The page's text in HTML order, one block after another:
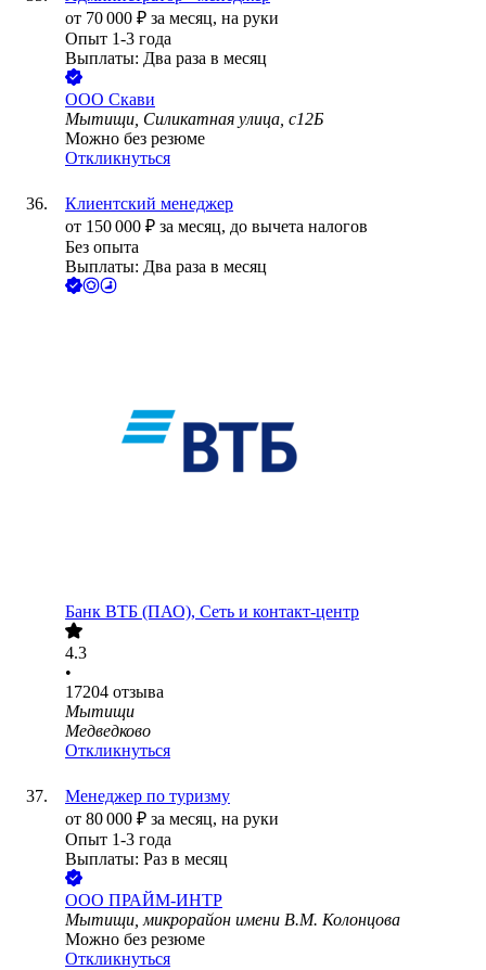
от 70 000 ₽ за месяц, на руки
Опыт 1-3 года
Выплаты: Два раза в месяц
ООО Скави
Мытищи, Силикатная улица, с12Б
Можно без резюме
Откликнуться
Клиентский менеджер
от 150 000 ₽ за месяц, до вычета налогов
Без опыта
Выплаты: Два раза в месяц
Банк ВТБ (ПАО), Сеть и контакт-центр
4.3
•
17204 отзыва
Мытищи
Медведково
Откликнуться
Менеджер по туризму
от 80 000 ₽ за месяц, на руки
Опыт 1-3 года
Выплаты: Раз в месяц
ООО ПРАЙМ-ИНТР
Мытищи, микрорайон имени В.М. Колонцова
Можно без резюме
Откликнуться